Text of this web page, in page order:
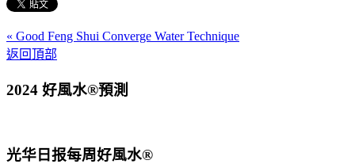
« Good Feng Shui Converge Water Technique
返回頂部
2024 好風水®預測
光华日报每周好風水®